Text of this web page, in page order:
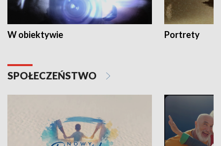
W obiektywie Portrety
SPOŁECZEŃSTWO